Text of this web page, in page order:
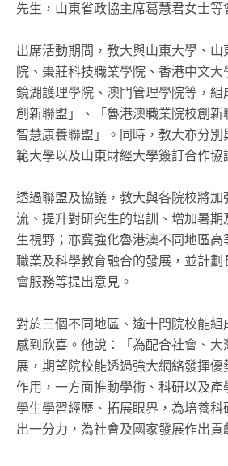
先生，山東省政協主席葛慧君女士等
出席活動期間，教大與山東大學、
院、棗莊科技職業學院、香港中文
鏡湖護理學院、澳門管理學院等，
創新聯盟」、「魯港澳職業院校創
智慧康養聯盟」。同時，教大亦分
範大學以及山東財經大學簽訂合作協
透過聯盟及協議，教大與各院校將
流、提升對研究生的培訓、增加暑
生視野；亦冀強化魯港澳不同地區高
職業及科學教育融合的發展，並計
會服務等提出意見。
對於三個不同地區、逾十間院校能
感到欣喜。他說：「為配合社會、
展，期望院校能透過強大網絡發揮
作用，一方面推動學術、科研以及
學生學習經歷、拓展眼界，為培養
出一分力，為社會及國家發展作出貢